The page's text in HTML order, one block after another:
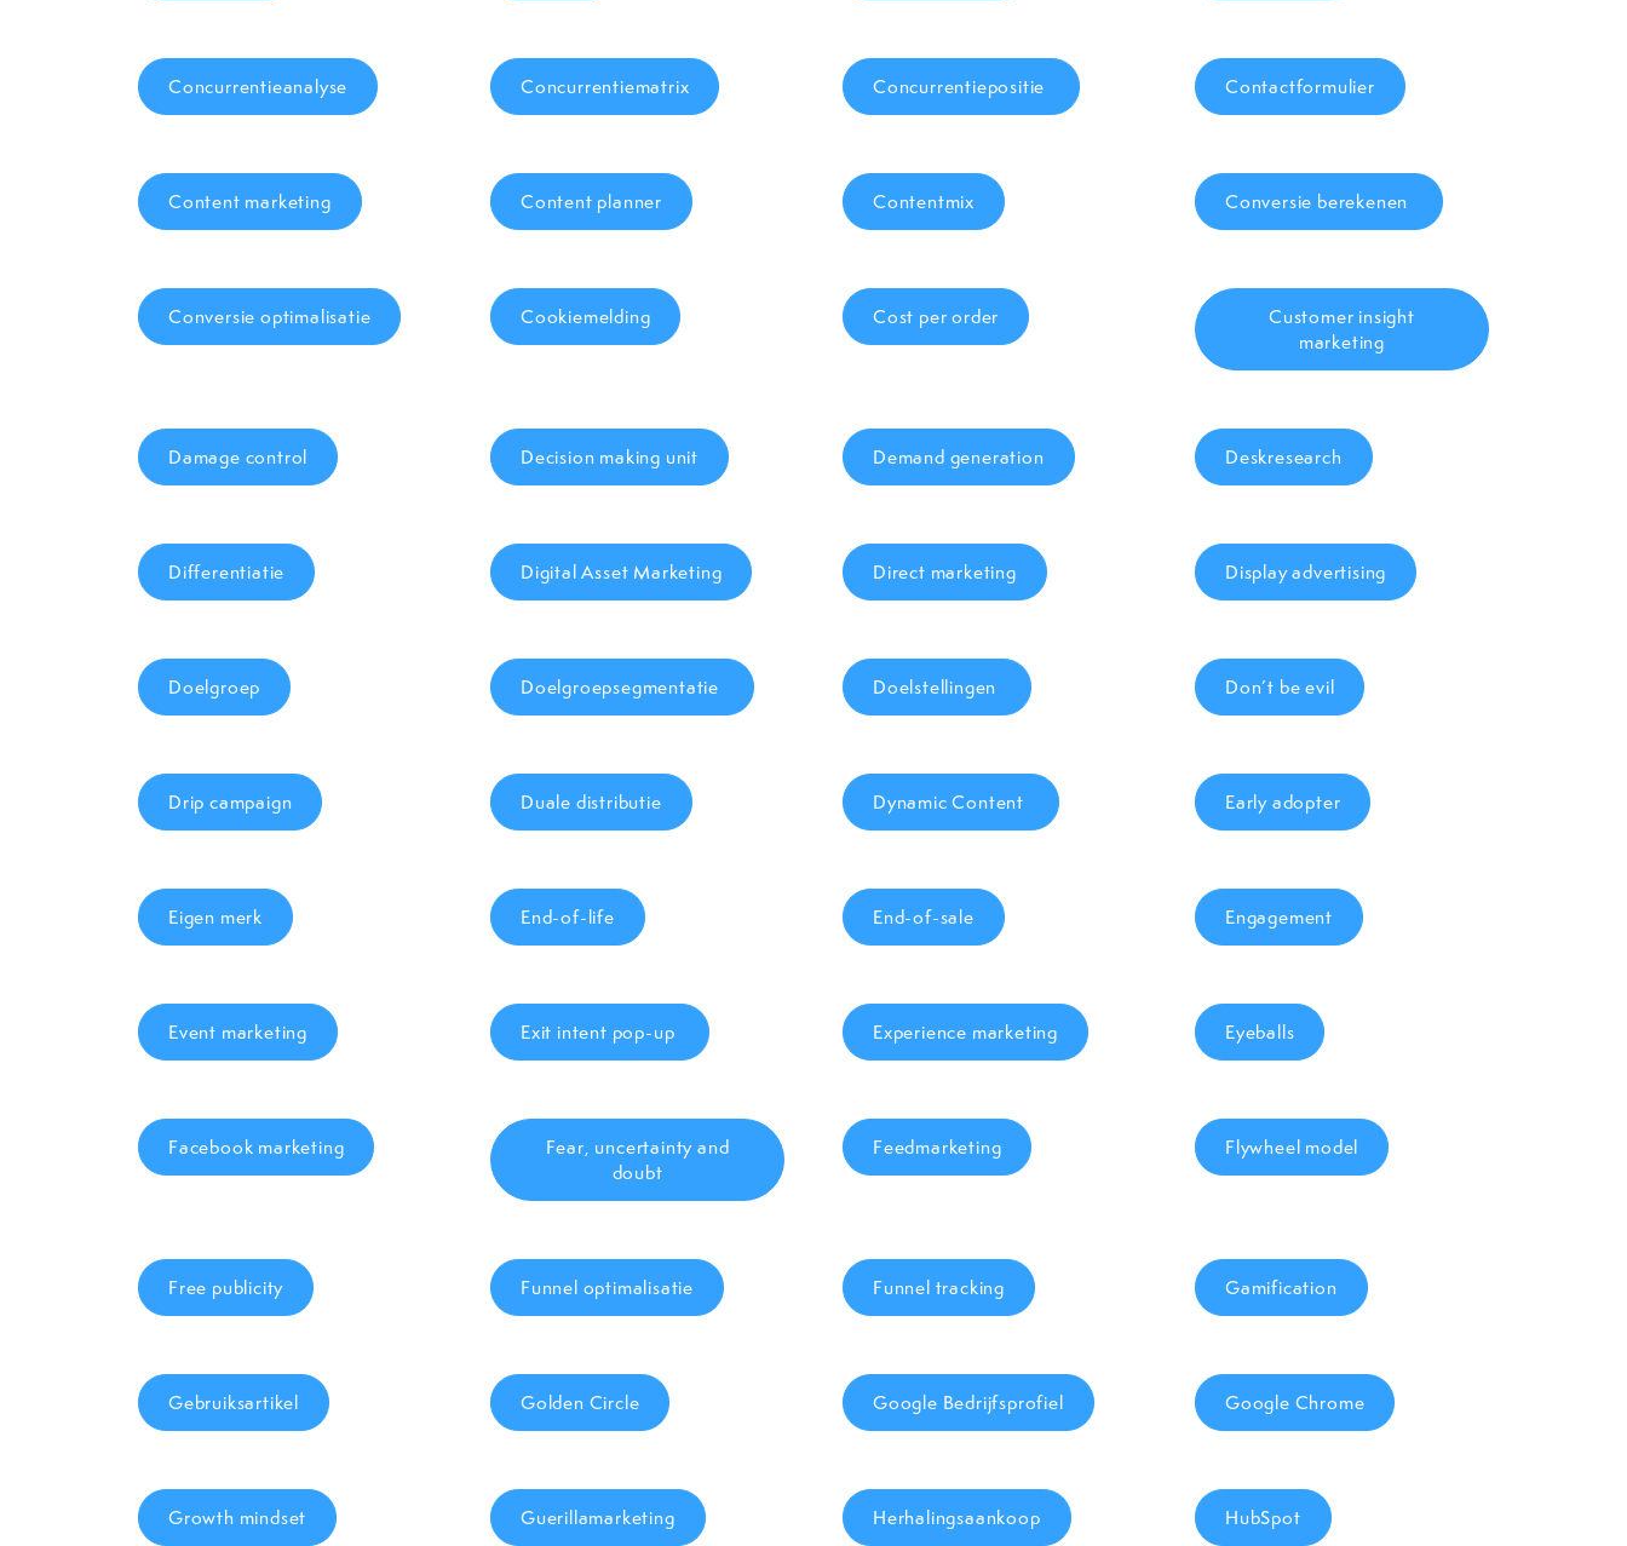
Concurrentieanalyse Concurrentiematrix Concurrentiepositie Contactformulier
Content marketing Content planner Contentmix Conversie berekenen
Conversie optimalisatie Cookiemelding Cost per order
Customer insight
marketing
Damage control Decision making unit Demand generation Deskresearch
Differentiatie Digital Asset Marketing Direct marketing Display advertising
Doelgroep Doelgroepsegmentatie Doelstellingen Don’t be evil
Drip campaign Duale distributie Dynamic Content Early adopter
Eigen merk End-of-life End-of-sale Engagement
Event marketing Exit intent pop-up Experience marketing Eyeballs
Facebook marketing
Fear, uncertainty and
doubt
Feedmarketing Flywheel model
Free publicity Funnel optimalisatie Funnel tracking Gamification
Gebruiksartikel Golden Circle Google Bedrijfsprofiel Google Chrome
Growth mindset Guerillamarketing Herhalingsaankoop HubSpot